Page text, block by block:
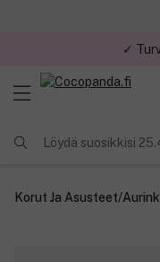
✓
Löydä suosikkisi
Korut Ja Asusteet/